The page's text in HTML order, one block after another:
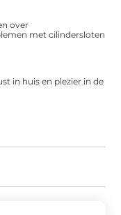
over
met cilindersloten
in huis en plezier in de